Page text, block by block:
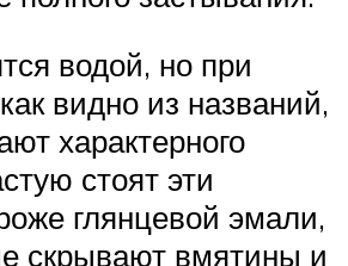
водой, но при
видно из названий,
характерного
стоят эти
глянцевой эмали,
скрывают вмятины и